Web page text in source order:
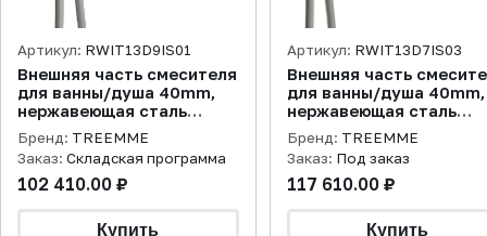
Артикул: RWIT13D9IS01
Внешняя часть смесителя
для ванны/душа 40mm,
нержавеющая сталь
брашированная
Бренд: TREEMME
Заказ: Складская программа
102 410.00 ₽
Артикул: RWIT13D7IS03
Внешняя часть
для ванны/душа 40mm,
нержавеющая сталь
брашированная
Бренд: TREEMME
Заказ: Под заказ
117 610.00 ₽